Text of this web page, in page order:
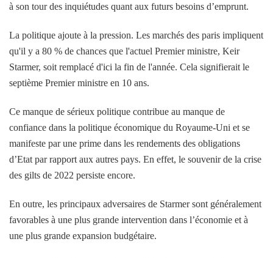
à son tour des inquiétudes quant aux futurs besoins d’emprunt.
La politique ajoute à la pression. Les marchés des paris impliquent
qu'il y a 80 % de chances que l'actuel Premier ministre, Keir
Starmer, soit remplacé d'ici la fin de l'année. Cela signifierait le
septième Premier ministre en 10 ans.
Ce manque de sérieux politique contribue au manque de
confiance dans la politique économique du Royaume-Uni et se
manifeste par une prime dans les rendements des obligations
d’Etat par rapport aux autres pays. En effet, le souvenir de la crise
des gilts de 2022 persiste encore.
En outre, les principaux adversaires de Starmer sont généralement
favorables à une plus grande intervention dans l’économie et à
une plus grande expansion budgétaire.